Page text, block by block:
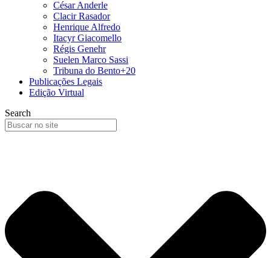
César Anderle
Clacir Rasador
Henrique Alfredo
Itacyr Giacomello
Régis Genehr
Suelen Marco Sassi
Tribuna do Bento+20
Publicações Legais
Edição Virtual
Search